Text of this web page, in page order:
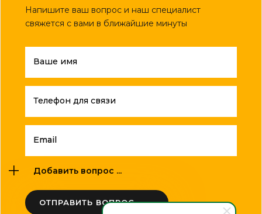
Напишите ваш вопрос и наш специалист
свяжется с вами в ближайшие минуты
Ваше имя
Телефон для связи
Email
Добавить вопрос ...
ОТПРАВИТЬ ВОПРОС